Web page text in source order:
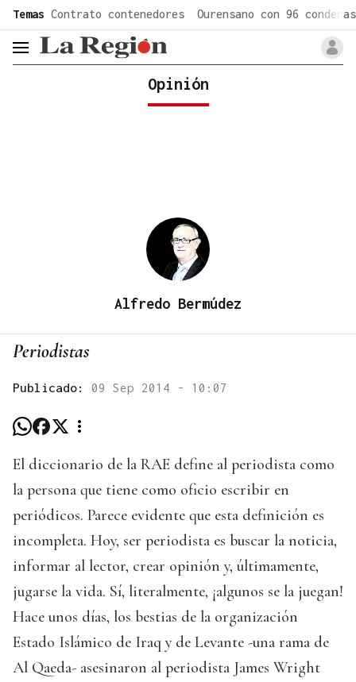
Temas Contrato contenedores Ourensano con 96 condenas
header.menu.open
Opinión
Alfredo Bermúdez
Periodistas
Publicado: 09 Sep 2014 - 10:07
El diccionario de la RAE define al periodista como
la persona que tiene como oficio escribir en
periódicos. Parece evidente que esta definición es
incompleta. Hoy, ser periodista es buscar la noticia,
informar al lector, crear opinión y, últimamente,
jugarse la vida. Sí, literalmente, ¡algunos se la juegan!
Hace unos días, los bestias de la organización
Estado Islámico de Iraq y de Levante -una rama de
Al Qaeda- asesinaron al periodista James Wright